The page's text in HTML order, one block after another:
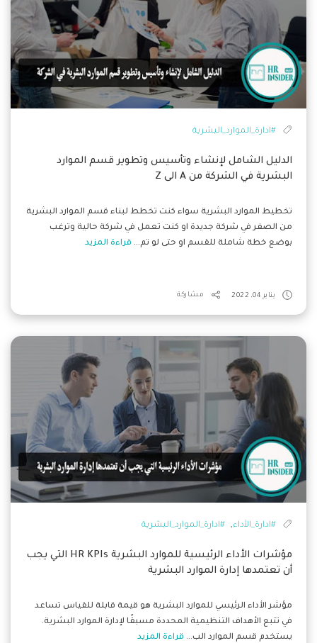
#ادارة_الموارد_البشرية
الدليل الشامل لإنشاء وتأسيس وتطوير قسم الموارد
البشرية في الشركة من A الى Z
تخطيط الموارد البشرية سواء كنت تخطط لبناء قسم الموارد البشرية
من الصفر في شركة جديدة او كنت تعمل في شركة حالية وترغب
بوضع خطة شاملة للقسم او حتى لو تم... قراءة المزيد
يناير 04, 2022 مشاركة
#ادارة_الأداء, #ادارة_الموارد_البشرية
مؤشرات الأداء الرئيسية للموارد البشرية HR KPIs التي يجب
أن تعتمدها إدارة الموارد البشرية
مؤشر الأداء الرئيسي للموارد البشرية هو قيمة قابلة للقياس تساعد
في تتبع الأهداف التنظيمية المحددة مسبقًا لإدارة الموارد البشرية.
يستخدم قسم الموارد الب... قراءة المزيد